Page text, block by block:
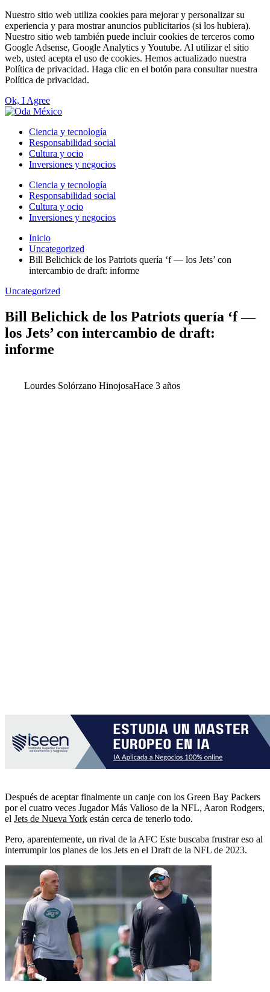
Nuestro sitio web utiliza cookies para mejorar y personalizar su
experiencia y para mostrar anuncios publicitarios (si los hubiera).
Nuestro sitio web también puede incluir cookies de terceros como
Google Adsense, Google Analytics y Youtube. Al utilizar el sitio
web, usted acepta el uso de cookies. Hemos actualizado nuestra
Política de privacidad. Haga clic en el botón para consultar nuestra
Política de privacidad.
Ok, I Agree
Ciencia y tecnología
Responsabilidad social
Cultura y ocio
Inversiones y negocios
Ciencia y tecnología
Responsabilidad social
Cultura y ocio
Inversiones y negocios
Inicio
Uncategorized
Bill Belichick de los Patriots quería ‘f — los Jets’ con
intercambio de draft: informe
Uncategorized
Bill Belichick de los Patriots quería ‘f —
los Jets’ con intercambio de draft:
informe
Lourdes Solórzano HinojosaHace 3 años
Después de aceptar finalmente un canje con los Green Bay Packers
por el cuatro veces Jugador Más Valioso de la NFL, Aaron Rodgers,
el Jets de Nueva York están cerca de tenerlo todo.
Pero, aparentemente, un rival de la AFC Este buscaba frustrar eso al
interrumpir los planes de los Jets en el Draft de la NFL de 2023.